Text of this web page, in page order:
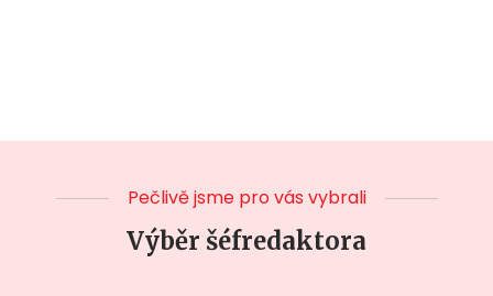
Pečlivě jsme pro vás vybrali
Výběr šéfredaktora